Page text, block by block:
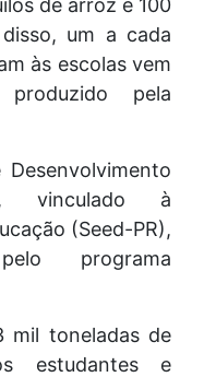
um a cada
às escolas vem
pela
vinculado à
(Seed-PR),
programa
mil toneladas de
estudantes e